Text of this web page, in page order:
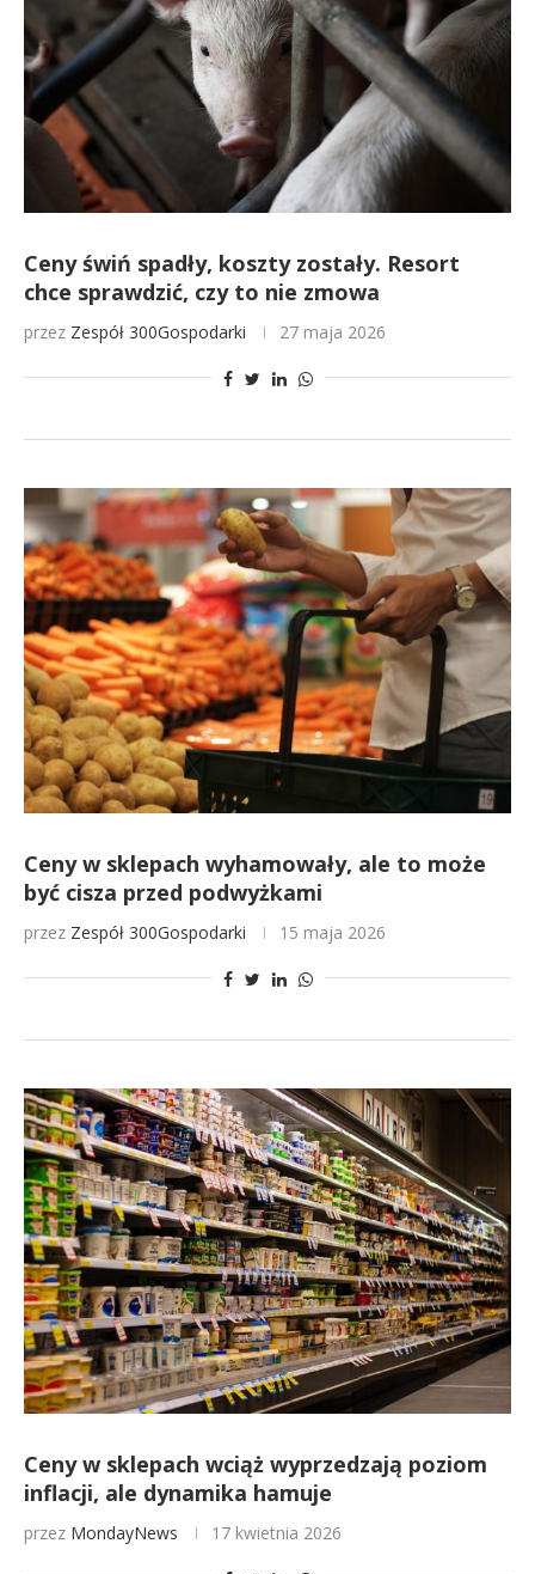
Ceny świń spadły, koszty zostały. Resort
chce sprawdzić, czy to nie zmowa
przez Zespół 300Gospodarki 27 maja 2026
Ceny w sklepach wyhamowały, ale to może
być cisza przed podwyżkami
przez Zespół 300Gospodarki 15 maja 2026
Ceny w sklepach wciąż wyprzedzają poziom
inflacji, ale dynamika hamuje
przez MondayNews 17 kwietnia 2026